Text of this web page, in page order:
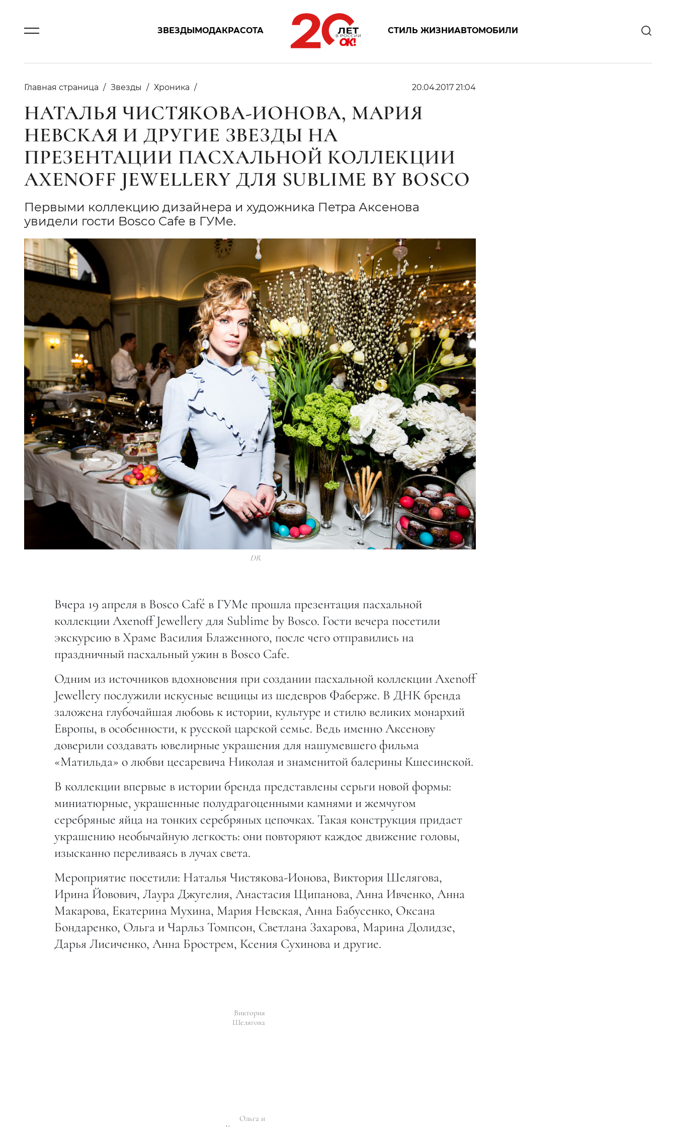
ЗВЕЗДЫМОДАКРАСОТА СТИЛЬ ЖИЗНИАВТОМОБИЛИ
Главная страница Звезды Хроника 20.04.2017 21:04
НАТАЛЬЯ ЧИСТЯКОВА-ИОНОВА, МАРИЯ
НЕВСКАЯ И ДРУГИЕ ЗВЕЗДЫ НА
ПРЕЗЕНТАЦИИ ПАСХАЛЬНОЙ КОЛЛЕКЦИИ
AXENOFF JEWELLERY ДЛЯ SUBLIME BY BOSCO
Первыми коллекцию дизайнера и художника Петра Аксенова
увидели гости Bosco Cafe в ГУМе.
DR
Вчера 19 апреля в Bosco Café в ГУМе прошла презентация пасхальной
коллекции Axenoff Jewellery для Sublime by Bosco. Гости вечера посетили
экскурсию в Храме Василия Блаженного, после чего отправились на
праздничный пасхальный ужин в Bosco Cafe.
Одним из источников вдохновения при создании пасхальной коллекции Axenoff
Jewellery послужили искусные вещицы из шедевров Фаберже. В ДНК бренда
заложена глубочайшая любовь к истории, культуре и стилю великих монархий
Европы, в особенности, к русской царской семье. Ведь именно Аксенову
доверили создавать ювелирные украшения для нашумевшего фильма
«Матильда» о любви цесаревича Николая и знаменитой балерины Кшесинской.
В коллекции впервые в истории бренда представлены серьги новой формы:
миниатюрные, украшенные полудрагоценными камнями и жемчугом
серебряные яйца на тонких серебряных цепочках. Такая конструкция придает
украшению необычайную легкость: они повторяют каждое движение головы,
изысканно переливаясь в лучах света.
Мероприятие посетили: Наталья Чистякова-Ионова, Виктория Шелягова,
Ирина Йовович, Лаура Джугелия, Анастасия Щипанова, Анна Ивченко, Анна
Макарова, Екатерина Мухина, Мария Невская, Анна Бабусенко, Оксана
Бондаренко, Ольга и Чарльз Томпсон, Светлана Захарова, Марина Долидзе,
Дарья Лисиченко, Анна Брострем, Ксения Сухинова и другие.
Виктория
Шелягова
Ольга и